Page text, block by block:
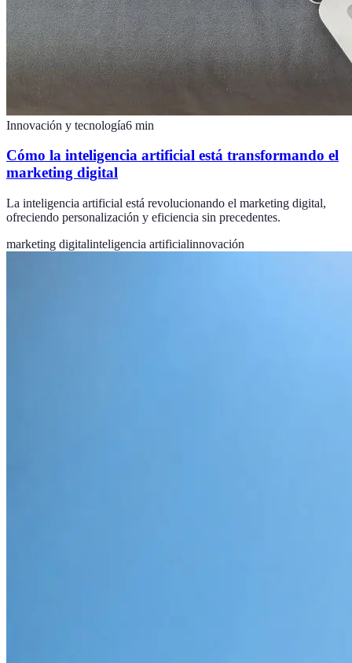
Innovación y tecnología6 min
Cómo la inteligencia artificial está transformando el
marketing digital
La inteligencia artificial está revolucionando el marketing digital,
ofreciendo personalización y eficiencia sin precedentes.
marketing digitalinteligencia artificialinnovación